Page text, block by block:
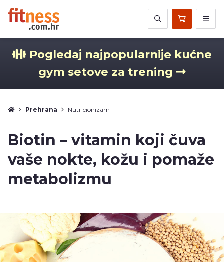
Pogledaj najpopularnije kućne
gym setove za trening
Prehrana Nutricionizam
Biotin – vitamin koji čuva
vaše nokte, kožu i pomaže
metabolizmu